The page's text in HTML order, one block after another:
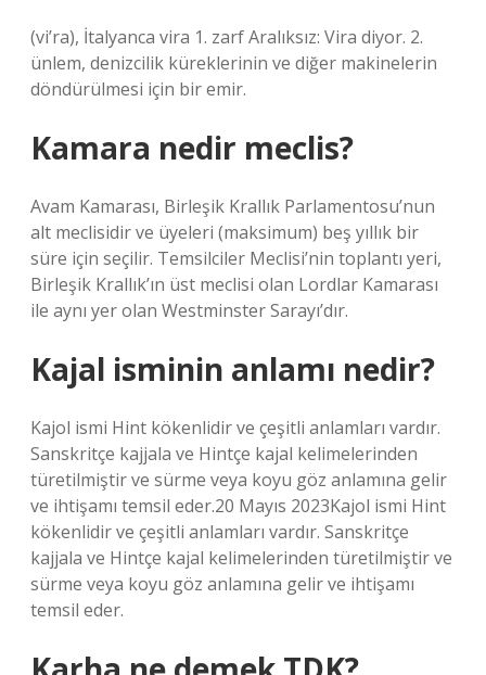
(vi’ra), İtalyanca vira 1. zarf Aralıksız: Vira diyor. 2.
ünlem, denizcilik küreklerinin ve diğer makinelerin
döndürülmesi için bir emir.
Kamara nedir meclis?
Avam Kamarası, Birleşik Krallık Parlamentosu’nun
alt meclisidir ve üyeleri (maksimum) beş yıllık bir
süre için seçilir. Temsilciler Meclisi’nin toplantı yeri,
Birleşik Krallık’ın üst meclisi olan Lordlar Kamarası
ile aynı yer olan Westminster Sarayı’dır.
Kajal isminin anlamı nedir?
Kajol ismi Hint kökenlidir ve çeşitli anlamları vardır.
Sanskritçe kajjala ve Hintçe kajal kelimelerinden
türetilmiştir ve sürme veya koyu göz anlamına gelir
ve ihtişamı temsil eder.20 Mayıs 2023Kajol ismi Hint
kökenlidir ve çeşitli anlamları vardır. Sanskritçe
kajjala ve Hintçe kajal kelimelerinden türetilmiştir ve
sürme veya koyu göz anlamına gelir ve ihtişamı
temsil eder.